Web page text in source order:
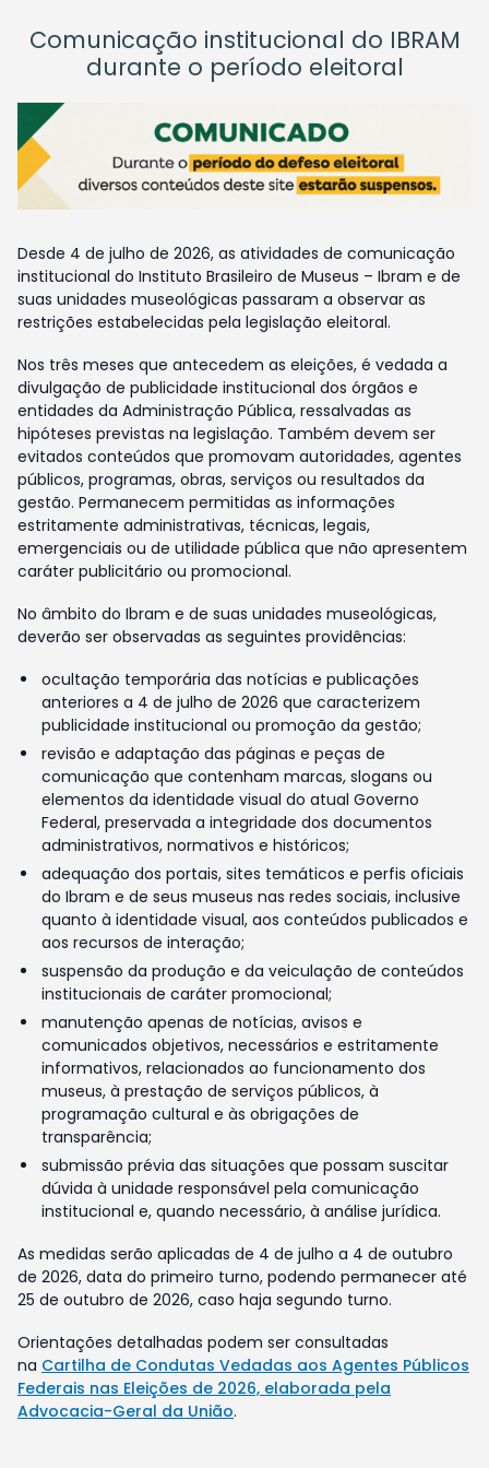
Comunicação institucional do IBRAM
durante o período eleitoral
Desde 4 de julho de 2026, as atividades de comunicação
institucional do Instituto Brasileiro de Museus – Ibram e de
suas unidades museológicas passaram a observar as
restrições estabelecidas pela legislação eleitoral.
Nos três meses que antecedem as eleições, é vedada a
divulgação de publicidade institucional dos órgãos e
entidades da Administração Pública, ressalvadas as
hipóteses previstas na legislação. Também devem ser
evitados conteúdos que promovam autoridades, agentes
públicos, programas, obras, serviços ou resultados da
gestão. Permanecem permitidas as informações
estritamente administrativas, técnicas, legais,
emergenciais ou de utilidade pública que não apresentem
caráter publicitário ou promocional.
No âmbito do Ibram e de suas unidades museológicas,
deverão ser observadas as seguintes providências:
ocultação temporária das notícias e publicações
anteriores a 4 de julho de 2026 que caracterizem
publicidade institucional ou promoção da gestão;
revisão e adaptação das páginas e peças de
comunicação que contenham marcas, slogans ou
elementos da identidade visual do atual Governo
Federal, preservada a integridade dos documentos
administrativos, normativos e históricos;
adequação dos portais, sites temáticos e perfis oficiais
do Ibram e de seus museus nas redes sociais, inclusive
quanto à identidade visual, aos conteúdos publicados e
aos recursos de interação;
suspensão da produção e da veiculação de conteúdos
institucionais de caráter promocional;
manutenção apenas de notícias, avisos e
comunicados objetivos, necessários e estritamente
informativos, relacionados ao funcionamento dos
museus, à prestação de serviços públicos, à
programação cultural e às obrigações de
transparência;
submissão prévia das situações que possam suscitar
dúvida à unidade responsável pela comunicação
institucional e, quando necessário, à análise jurídica.
As medidas serão aplicadas de 4 de julho a 4 de outubro
de 2026, data do primeiro turno, podendo permanecer até
25 de outubro de 2026, caso haja segundo turno.
Orientações detalhadas podem ser consultadas
na Cartilha de Condutas Vedadas aos Agentes Públicos
Federais nas Eleições de 2026, elaborada pela
Advocacia-Geral da União.